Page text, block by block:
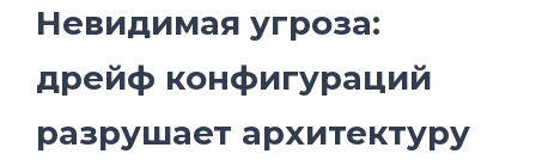
Невидимая угроза:
дрейф конфигураций
разрушает архитектуру